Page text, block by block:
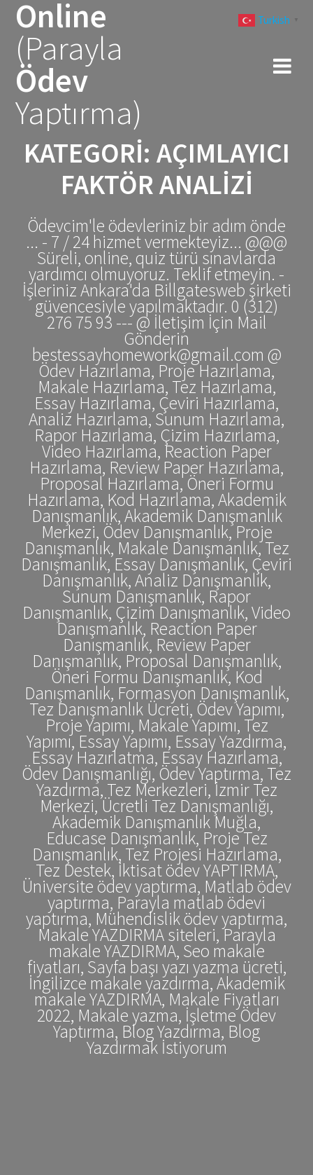
Online
(Parayla
Ödev
Yaptırma)
KATEGORI: AÇIMLAYICI
FAKTÖR ANALIZI
Ödevcim'le ödevleriniz bir adım önde
... - 7 / 24 hizmet vermekteyiz... @@@
Süreli, online, quiz türü sınavlarda
yardımcı olmuyoruz. Teklif etmeyin. -
İşleriniz Ankara'da Billgatesweb şirketi
güvencesiyle yapılmaktadır. 0 (312)
276 75 93 --- @ İletişim İçin Mail
Gönderin
bestessayhomework@gmail.com @
Ödev Hazırlama, Proje Hazırlama,
Makale Hazırlama, Tez Hazırlama,
Essay Hazırlama, Çeviri Hazırlama,
Analiz Hazırlama, Sunum Hazırlama,
Rapor Hazırlama, Çizim Hazırlama,
Video Hazırlama, Reaction Paper
Hazırlama, Review Paper Hazırlama,
Proposal Hazırlama, Öneri Formu
Hazırlama, Kod Hazırlama, Akademik
Danışmanlık, Akademik Danışmanlık
Merkezi, Ödev Danışmanlık, Proje
Danışmanlık, Makale Danışmanlık, Tez
Danışmanlık, Essay Danışmanlık, Çeviri
Danışmanlık, Analiz Danışmanlık,
Sunum Danışmanlık, Rapor
Danışmanlık, Çizim Danışmanlık, Video
Danışmanlık, Reaction Paper
Danışmanlık, Review Paper
Danışmanlık, Proposal Danışmanlık,
Öneri Formu Danışmanlık, Kod
Danışmanlık, Formasyon Danışmanlık,
Tez Danışmanlık Ücreti, Ödev Yapımı,
Proje Yapımı, Makale Yapımı, Tez
Yapımı, Essay Yapımı, Essay Yazdırma,
Essay Hazırlatma, Essay Hazırlama,
Ödev Danışmanlığı, Ödev Yaptırma, Tez
Yazdırma, Tez Merkezleri, İzmir Tez
Merkezi, Ücretli Tez Danışmanlığı,
Akademik Danışmanlık Muğla,
Educase Danışmanlık, Proje Tez
Danışmanlık, Tez Projesi Hazırlama,
Tez Destek, İktisat ödev YAPTIRMA,
Üniversite ödev yaptırma, Matlab ödev
yaptırma, Parayla matlab ödevi
yaptırma, Mühendislik ödev yaptırma,
Makale YAZDIRMA siteleri, Parayla
makale YAZDIRMA, Seo makale
fiyatları, Sayfa başı yazı yazma ücreti,
İngilizce makale yazdırma, Akademik
makale YAZDIRMA, Makale Fiyatları
2022, Makale yazma, İşletme Ödev
Yaptırma, Blog Yazdırma, Blog
Yazdırmak İstiyorum
Turkish ▼